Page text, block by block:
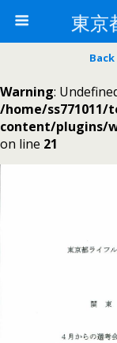
東京
Back
Warning:
/home/
content/plugins/
on line 21